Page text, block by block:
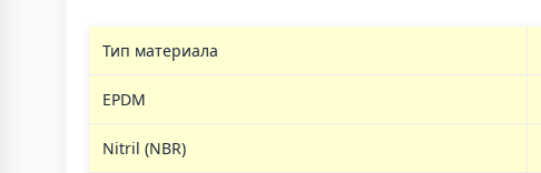
Тип материала
EPDM
Nitril (NBR)